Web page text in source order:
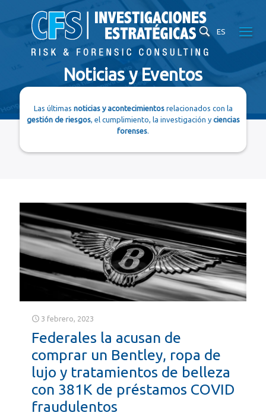
ES
Noticias y Eventos
Las últimas noticias y acontecimientosrelacionados con la
gestión de riesgos, el cumplimiento, la investigación yciencias
forenses.
3 febrero, 2023
Federales la acusan de
comprar un Bentley, ropa de
lujo y tratamientos de belleza
con 381K de préstamos COVID
fraudulentos